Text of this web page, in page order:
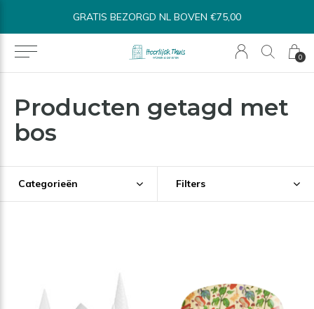
0
GRATIS BEZORGD NL BOVEN €75,00
Producten getagd met
bos
Categorieën Filters